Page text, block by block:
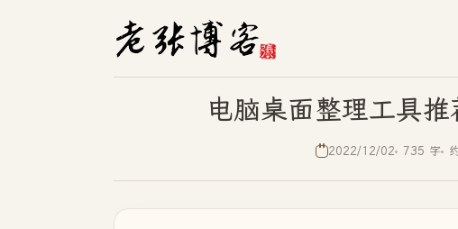
电脑桌面整理工具
2022/12/02 735 字